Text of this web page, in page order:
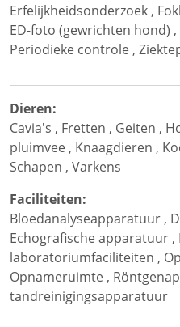
Erfelijkheidsonderzoek ,
ED-foto (gewrichten hond) ,
Periodieke controle ,
Dieren:
Cavia's , Fretten , Geiten ,
pluimvee , Knaagdieren ,
Schapen , Varkens
Faciliteiten:
Bloedanalyseapparatuur ,
Echografische apparatuur ,
laboratoriumfaciliteiten ,
Opnameruimte ,
tandreinigingsapparatuur